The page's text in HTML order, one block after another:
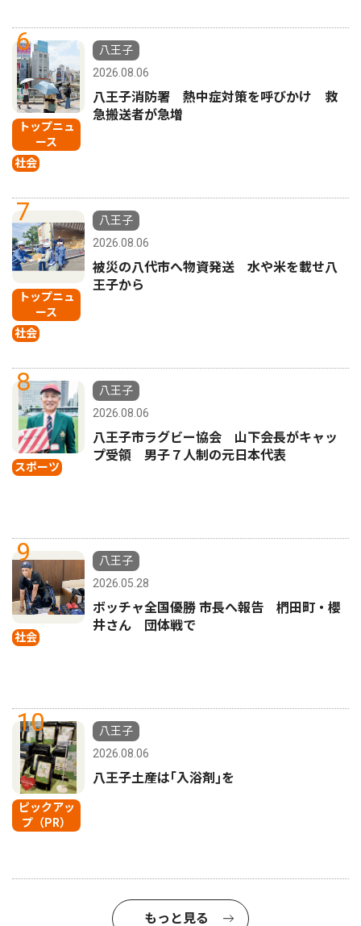
6
トップニュ
ース
社会
八王子
2026.08.06
八王子消防署 熱中症対策を呼びかけ 救
急搬送者が急増
7
トップニュ
ース
社会
八王子
2026.08.06
被災の八代市へ物資発送 水や米を載せ八
王子から
8
スポーツ
八王子
2026.08.06
八王子市ラグビー協会 山下会長がキャッ
プ受領 男子７人制の元日本代表
9
社会
八王子
2026.05.28
ボッチャ全国優勝 市長へ報告 椚田町・櫻
井さん 団体戦で
10
ピックアッ
プ（PR）
八王子
2026.08.06
八王子土産は｢入浴剤｣を
もっと見る